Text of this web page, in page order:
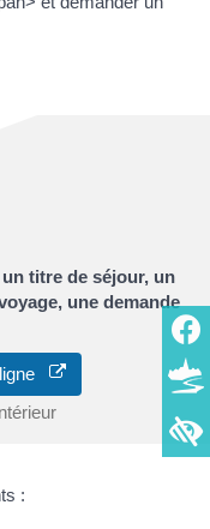
titre de séjour, un
une demande
: